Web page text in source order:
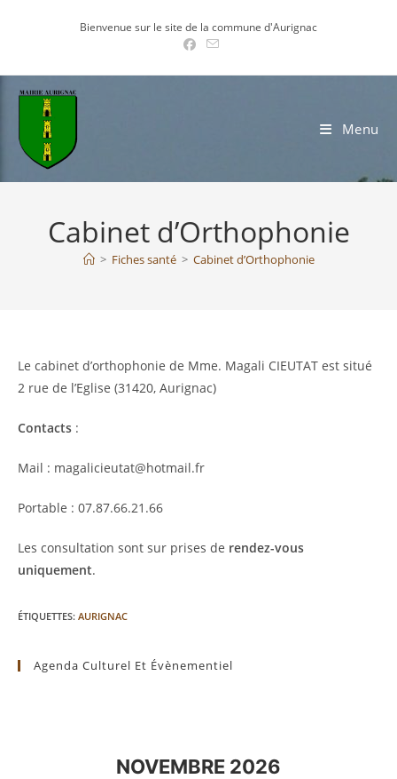
Bienvenue sur le site de la commune d'Aurignac
Menu
Cabinet d’Orthophonie
> Fiches santé > Cabinet d’Orthophonie
Le cabinet d’orthophonie de Mme. Magali CIEUTAT est situé
2 rue de l’Eglise (31420, Aurignac)
Contacts :
Mail : magalicieutat@hotmail.fr
Portable : 07.87.66.21.66
Les consultation sont sur prises de rendez-vous
uniquement.
ÉTIQUETTES: AURIGNAC
Agenda Culturel Et Évènementiel
NOVEMBRE 2026